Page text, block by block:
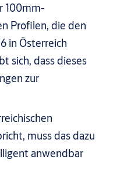
100mm-
Profilen, die den
in Österreich
sich, dass dieses
zur
muss das dazu
anwendbar